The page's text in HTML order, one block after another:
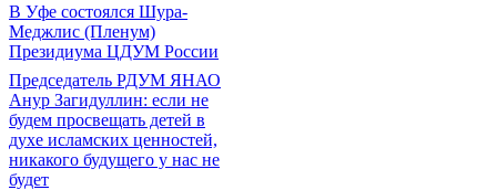
В Уфе состоялся Шура-
Меджлис (Пленум)
Президиума ЦДУМ России
Председатель РДУМ ЯНАО
Анур Загидуллин: если не
будем просвещать детей в
духе исламских ценностей,
никакого будущего у нас не
будет